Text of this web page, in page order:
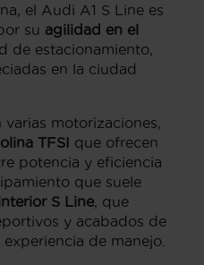
el Audi A1 S Line es
su agilidad en el
de estacionamiento,
en la ciudad
motorizaciones,
TFSI que ofrecen
potencia y eficiencia
que suele
S Line, que
y acabados de
de manejo.